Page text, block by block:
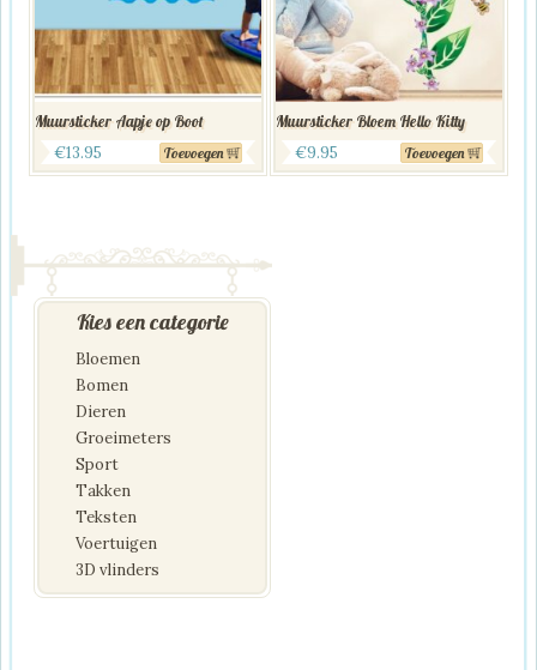
Muursticker Aapje op Boot
€13.95 Toevoegen
Muursticker Bloem Hello Kitty
€9.95 Toevoegen
Kies een categorie
Bloemen
Bomen
Dieren
Groeimeters
Sport
Takken
Teksten
Voertuigen
3D vlinders